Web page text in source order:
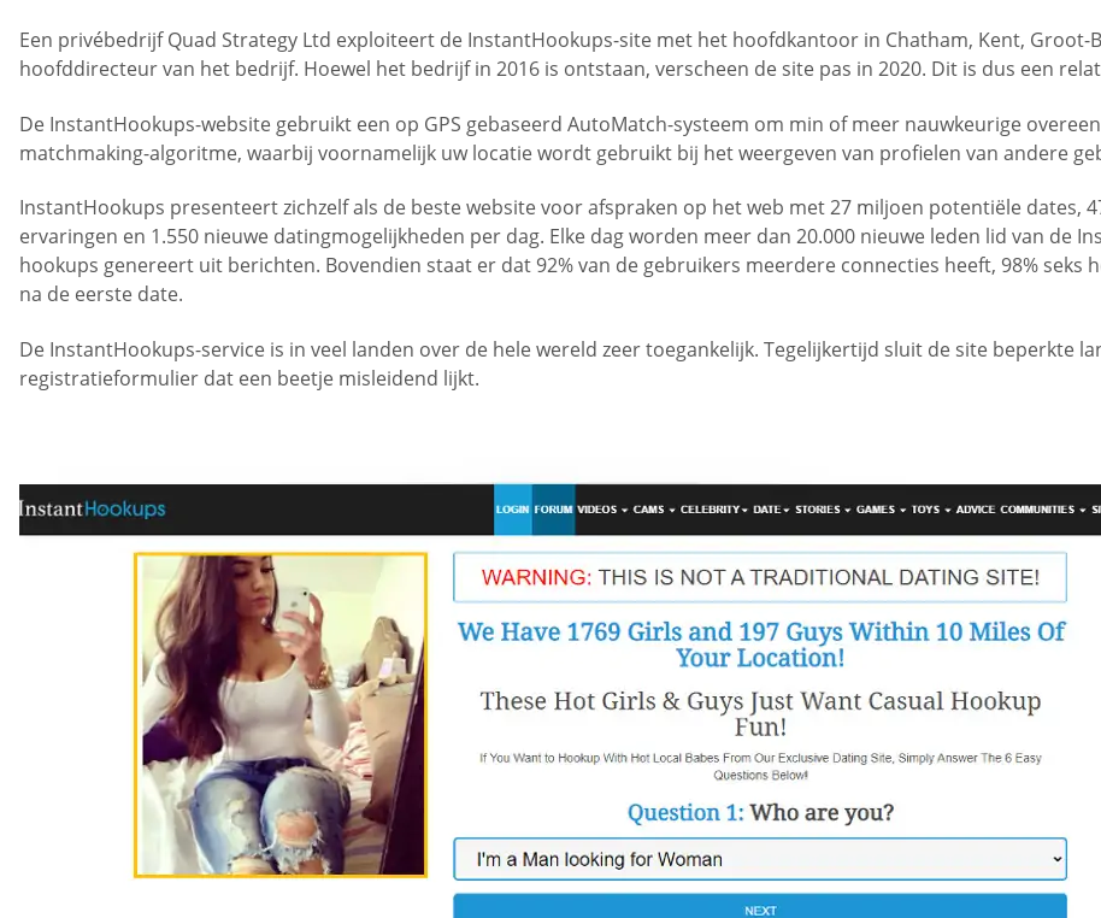
Een privébedrijf Quad Strategy Ltd exploiteert de InstantHookups-site met het hoofdkantoor in Chatham, Kent,
hoofddirecteur van het bedrijf. Hoewel het bedrijf in 2016 is ontstaan, verscheen de site pas in 2020. Dit is dus een
De InstantHookups-website gebruikt een op GPS gebaseerd AutoMatch-systeem om min of meer nauwkeurige
matchmaking-algoritme, waarbij voornamelijk uw locatie wordt gebruikt bij het weergeven van profielen van andere
InstantHookups presenteert zichzelf als de beste website voor afspraken op het web met 27 miljoen potentiële dates,
ervaringen en 1.550 nieuwe datingmogelijkheden per dag. Elke dag worden meer dan 20.000 nieuwe leden lid van de
hookups genereert uit berichten. Bovendien staat er dat 92% van de gebruikers meerdere connecties heeft, 98% seks
na de eerste date.
De InstantHookups-service is in veel landen over de hele wereld zeer toegankelijk. Tegelijkertijd sluit de site beperkte
registratieformulier dat een beetje misleidend lijkt.